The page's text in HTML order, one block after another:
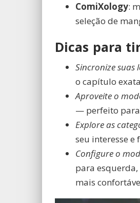
ComiXology:
seleção de
Dicas para
Sincronize suas
o capítulo
Aproveite o
— perfeito para
Explore as
seu interesse e
Configure o
para
mais